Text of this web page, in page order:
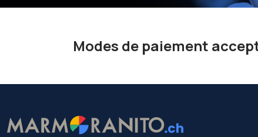
Modes de paiement